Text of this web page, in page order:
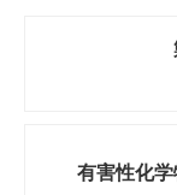
有害性化